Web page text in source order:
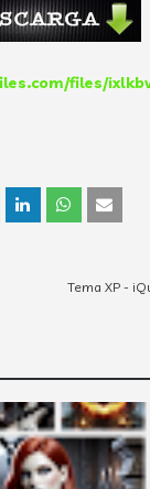
files/
Tema XP -